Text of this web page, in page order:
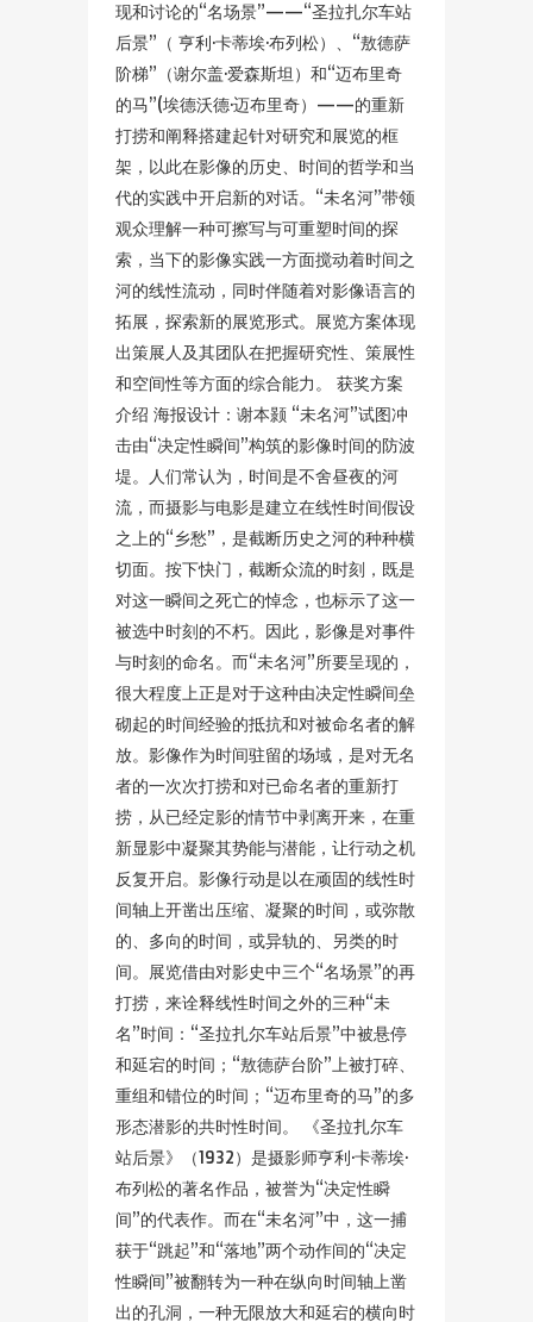
现和讨论的“名场景”——“圣拉扎尔车站
后景”（ 亨利·卡蒂埃·布列松）、“敖德萨
阶梯”（谢尔盖·爱森斯坦）和“迈布里奇
的马”(埃德沃德·迈布里奇）——的重新
打捞和阐释搭建起针对研究和展览的框
架，以此在影像的历史、时间的哲学和当
代的实践中开启新的对话。“未名河”带领
观众理解一种可擦写与可重塑时间的探
索，当下的影像实践一方面搅动着时间之
河的线性流动，同时伴随着对影像语言的
拓展，探索新的展览形式。展览方案体现
出策展人及其团队在把握研究性、策展性
和空间性等方面的综合能力。 获奖方案
介绍 海报设计：谢本颢 “未名河”试图冲
击由“决定性瞬间”构筑的影像时间的防波
堤。人们常认为，时间是不舍昼夜的河
流，而摄影与电影是建立在线性时间假设
之上的“乡愁”，是截断历史之河的种种横
切面。按下快门，截断众流的时刻，既是
对这一瞬间之死亡的悼念，也标示了这一
被选中时刻的不朽。因此，影像是对事件
与时刻的命名。而“未名河”所要呈现的，
很大程度上正是对于这种由决定性瞬间垒
砌起的时间经验的抵抗和对被命名者的解
放。影像作为时间驻留的场域，是对无名
者的一次次打捞和对已命名者的重新打
捞，从已经定影的情节中剥离开来，在重
新显影中凝聚其势能与潜能，让行动之机
反复开启。影像行动是以在顽固的线性时
间轴上开凿出压缩、凝聚的时间，或弥散
的、多向的时间，或异轨的、另类的时
间。展览借由对影史中三个“名场景”的再
打捞，来诠释线性时间之外的三种“未
名”时间：“圣拉扎尔车站后景”中被悬停
和延宕的时间；“敖德萨台阶”上被打碎、
重组和错位的时间；“迈布里奇的马”的多
形态潜影的共时性时间。 《圣拉扎尔车
站后景》（1932）是摄影师亨利·卡蒂埃·
布列松的著名作品，被誉为“决定性瞬
间”的代表作。而在“未名河”中，这一捕
获于“跳起”和“落地”两个动作间的“决定
性瞬间”被翻转为一种在纵向时间轴上凿
出的孔洞，一种无限放大和延宕的横向时